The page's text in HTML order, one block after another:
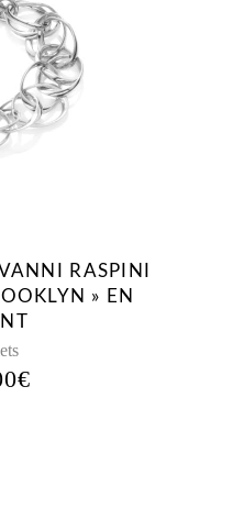
RASPINI
» EN
€